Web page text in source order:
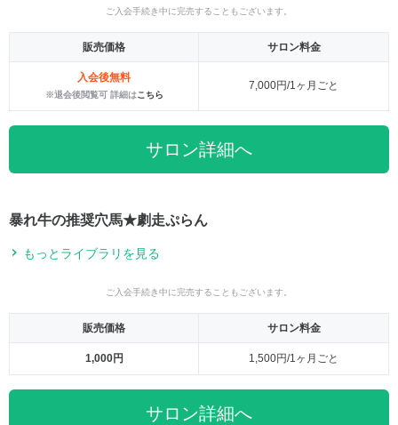
ご入会手続き中に完売することもございます。
販売価格 サロン料金
入会後無料
※退会後閲覧可 詳細はこちら
7,000円/1ヶ月ごと
サロン詳細へ
暴れ牛の推奨穴馬★劇走ぷらん
もっとライブラリを見る
ご入会手続き中に完売することもございます。
販売価格 サロン料金
1,000円 1,500円/1ヶ月ごと
サロン詳細へ